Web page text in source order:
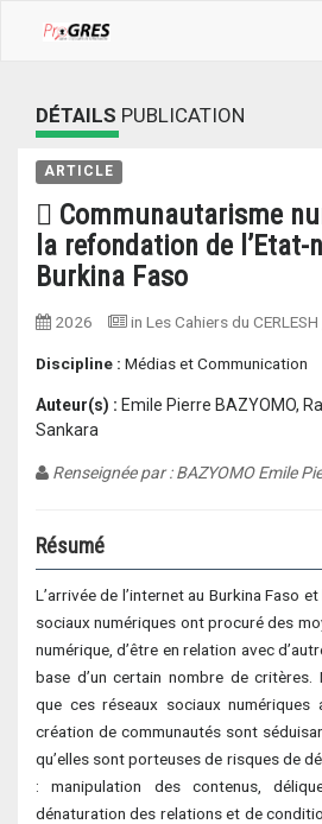
DÉTAILS PUBLICATION
ARTICLE
 Communautarisme
la refondation de
Burkina Faso
2026 in Les Cahiers du CERLESH
Discipline : Médias et Communication
Auteur(s) : Emile Pierre BAZYOMO,
Sankara
Renseignée par : BAZYOMO Emile
Résumé
L’arrivée de l’internet au Burkina Faso
sociaux numériques ont procuré des
numérique, d’être en relation avec
base d’un certain nombre de
que ces réseaux sociaux
création de communautés sont
qu’elles sont porteuses de risques de
: manipulation des contenus,
dénaturation des relations et de